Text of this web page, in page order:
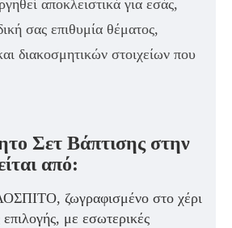
αποκλειστικά για εσάς,
σας επιθυμία θέματος,
διακοσμητικών στοιχείων που
Σετ Βάπτισης στην
από:
ζωγραφισμένο στο χέρι
με εσωτερικές